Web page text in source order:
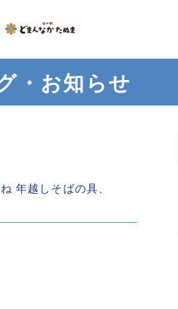
・お知らせ
年越しそばの具、